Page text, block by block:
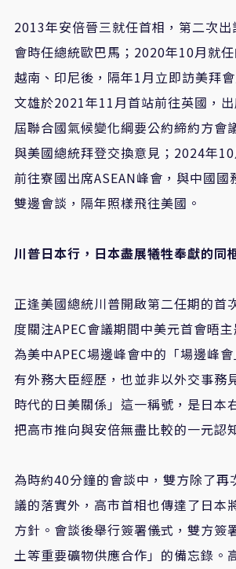
2013年安倍晉三就任首相，第二次
會時任總統歐巴馬； 2020年10月就
越南、印尼後，隔年1月立即訪美拜
文雄於2021年11月首站前往英國，
屆聯合國氣候變化綱要公約締約方會
與美國總統拜登交換意見； 2024年10
前往寮國出席ASEAN峰會，與中國國
雙邊會談，隔年照樣飛往美國。
川普日本行，日本盡展犧牲奉獻的同
正逢美國總統川普開啟第二任期的首
度關注APEC會議期間中美元首會晤
為美中APEC場邊峰會中的「場邊峰
有外務大臣經歷，也並非以外交事務
時代的日美關係」這一稱號，是日本
把高市推向與安倍無盡比較的一元認
為時約40分鐘的會談中，雙方除了再
議的落實外，高市首相也傳達了日本
方針。會談後舉行簽署儀式，雙方簽
土等重要礦物供應合作」的備忘錄。